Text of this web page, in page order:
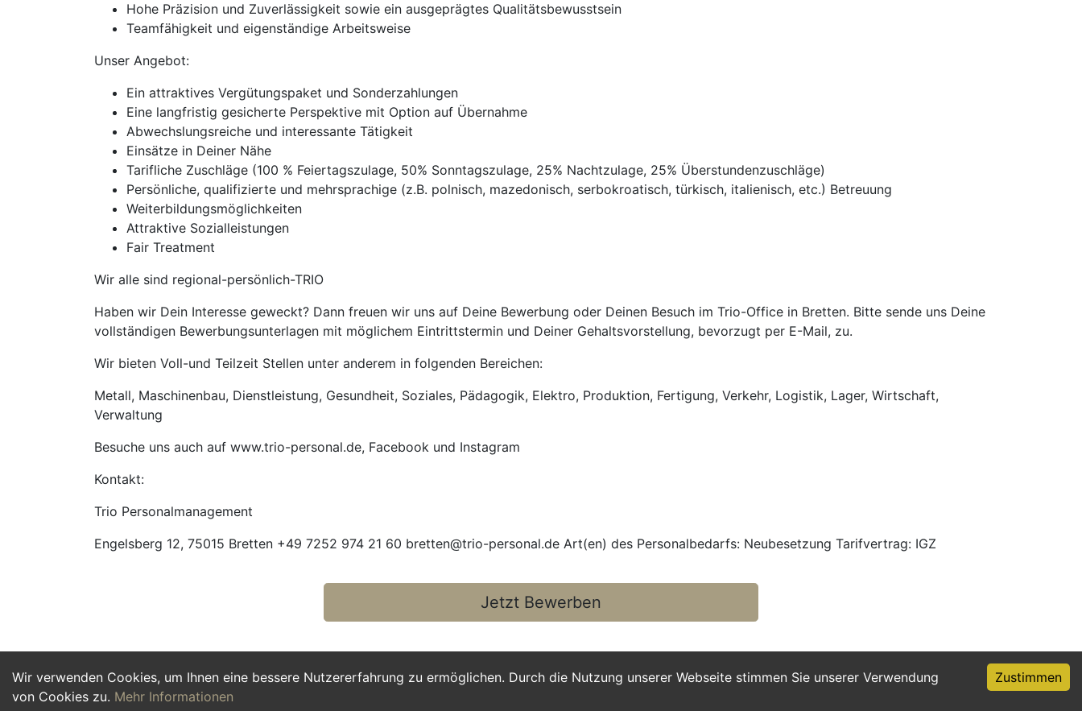
Wir verwenden Cookies, um Ihnen eine bessere Nutzererfahrung zu ermöglichen. Durch die Nutzung unserer Webseite stimmen Sie unserer Verwendung
von Cookies zu. Mehr Informationen
Zustimmen
Hohe Präzision und Zuverlässigkeit sowie ein ausgeprägtes Qualitätsbewusstsein
Teamfähigkeit und eigenständige Arbeitsweise
Unser Angebot:
Ein attraktives Vergütungspaket und Sonderzahlungen
Eine langfristig gesicherte Perspektive mit Option auf Übernahme
Abwechslungsreiche und interessante Tätigkeit
Einsätze in Deiner Nähe
Tarifliche Zuschläge (100 % Feiertagszulage, 50% Sonntagszulage, 25% Nachtzulage, 25% Überstundenzuschläge)
Persönliche, qualifizierte und mehrsprachige (z.B. polnisch, mazedonisch, serbokroatisch, türkisch, italienisch, etc.) Betreuung
Weiterbildungsmöglichkeiten
Attraktive Sozialleistungen
Fair Treatment
Wir alle sind regional-persönlich-TRIO
Haben wir Dein Interesse geweckt? Dann freuen wir uns auf Deine Bewerbung oder Deinen Besuch im Trio-Office in Bretten. Bitte sende uns Deine
vollständigen Bewerbungsunterlagen mit möglichem Eintrittstermin und Deiner Gehaltsvorstellung, bevorzugt per E-Mail, zu.
Wir bieten Voll-und Teilzeit Stellen unter anderem in folgenden Bereichen:
Metall, Maschinenbau, Dienstleistung, Gesundheit, Soziales, Pädagogik, Elektro, Produktion, Fertigung, Verkehr, Logistik, Lager, Wirtschaft,
Verwaltung
Besuche uns auch auf www.trio-personal.de, Facebook und Instagram
Kontakt:
Trio Personalmanagement
Engelsberg 12, 75015 Bretten +49 7252 974 21 60 bretten@trio-personal.de Art(en) des Personalbedarfs: Neubesetzung Tarifvertrag: IGZ
Jetzt Bewerben